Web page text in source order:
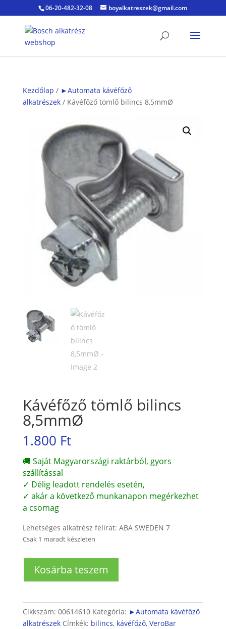
06-20-482-32-08 boyalkatreszek@gmail.com
Kezdőlap / ►Automata kávéfőző
alkatrészek/ Kávéfőző tömlő bilincs 8,5mmØ
Kávéfőző tömlő bilincs
8,5mmØ
1.800 Ft
🚚 Saját Magyarországi raktárból, gyors
szállítással
✓ Délig leadott rendelés esetén,
✓ akár a következő munkanapon megérkezhet
a csomag
Lehetséges alkatrész felirat: ABA SWEDEN 7
Csak 1 maradt készleten
tömlő
mennyiség
Kosárba teszem
Cikkszám: 00614610 Kategória: ►Automata kávéfőző
alkatrészek Címkék: bilincs, kávéfőző, VeroBar